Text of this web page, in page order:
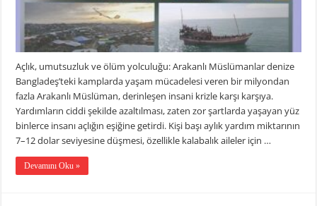
Açlık, umutsuzluk ve ölüm yolculuğu: Arakanlı Müslümanlar denize
Bangladeş’teki kamplarda yaşam mücadelesi veren bir milyondan
fazla Arakanlı Müslüman, derinleşen insani krizle karşı karşıya.
Yardımların ciddi şekilde azaltılması, zaten zor şartlarda yaşayan yüz
binlerce insanı açlığın eşiğine getirdi. Kişi başı aylık yardım miktarının
7–12 dolar seviyesine düşmesi, özellikle kalabalık aileler için …
Devamını Oku »